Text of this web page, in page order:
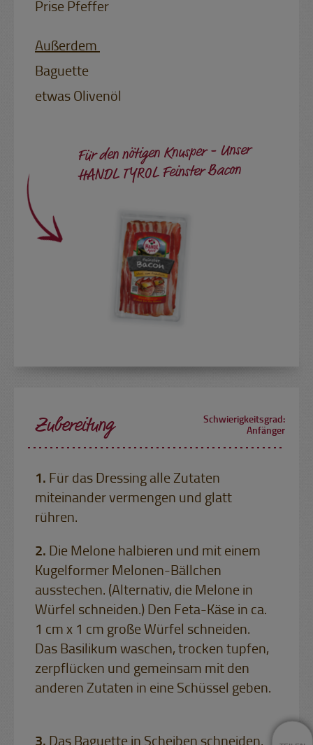
Prise Pfeffer
Außerdem
Baguette
etwas Olivenöl
Für den nötigen Knusper - Unser
HANDL TYROL Feinster Bacon
Zubereitung
Schwierigkeitsgrad:
Anfänger
Für das Dressing alle Zutaten
miteinander vermengen und glatt
rühren.
Die Melone halbieren und mit einem
Kugelformer Melonen-Bällchen
ausstechen. (Alternativ, die Melone in
Würfel schneiden.) Den Feta-Käse in ca.
1 cm x 1 cm große Würfel schneiden.
Das Basilikum waschen, trocken tupfen,
zerpflücken und gemeinsam mit den
anderen Zutaten in eine Schüssel geben.